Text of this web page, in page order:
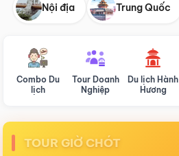
Nội địa Trung Quốc
Combo Du
lịch
Tour Doanh
Nghiệp
Du lịch Hành
Hương
TOUR GIỜ CHÓT